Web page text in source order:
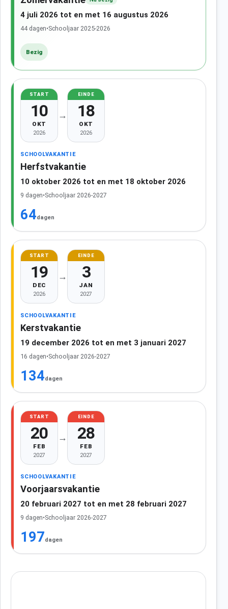
4 juli 2026 tot en met 16 augustus 2026
44 dagen•Schooljaar 2025-2026
Bezig
START
10
OKT
2026
→
EINDE
18
OKT
2026
SCHOOLVAKANTIE
Herfstvakantie
10 oktober 2026 tot en met 18 oktober 2026
9 dagen•Schooljaar 2026-2027
64dagen
START
19
DEC
2026
→
EINDE
3
JAN
2027
SCHOOLVAKANTIE
Kerstvakantie
19 december 2026 tot en met 3 januari 2027
16 dagen•Schooljaar 2026-2027
134dagen
START
20
FEB
2027
→
EINDE
28
FEB
2027
SCHOOLVAKANTIE
Voorjaarsvakantie
20 februari 2027 tot en met 28 februari 2027
9 dagen•Schooljaar 2026-2027
197dagen